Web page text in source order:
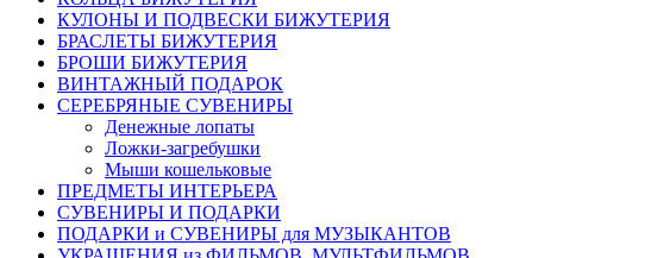
КУЛОНЫ И ПОДВЕСКИ БИЖУТЕРИЯ
БРАСЛЕТЫ БИЖУТЕРИЯ
БРОШИ БИЖУТЕРИЯ
ВИНТАЖНЫЙ ПОДАРОК
СЕРЕБРЯНЫЕ СУВЕНИРЫ
Денежные лопаты
Ложки-загребушки
Мыши кошельковые
ПРЕДМЕТЫ ИНТЕРЬЕРА
СУВЕНИРЫ И ПОДАРКИ
ПОДАРКИ и СУВЕНИРЫ для МУЗЫКАНТОВ